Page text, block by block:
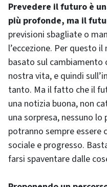
Prevedere il futuro è
più profonde, ma il
previsioni sbagliate o
l’eccezione. Per questo
basato sul
nostra vita, e quindi
tanto. Ma il fatto che il
una notizia buona, non
una sorpresa, nessuno
potranno sempre
sociale e progresso.
farsi spaventare dalle